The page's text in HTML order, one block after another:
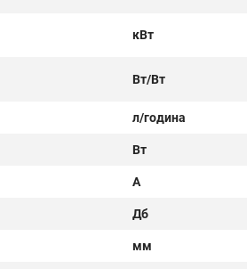
кВт
Вт/Вт
л/година
Вт
А
Дб
мм